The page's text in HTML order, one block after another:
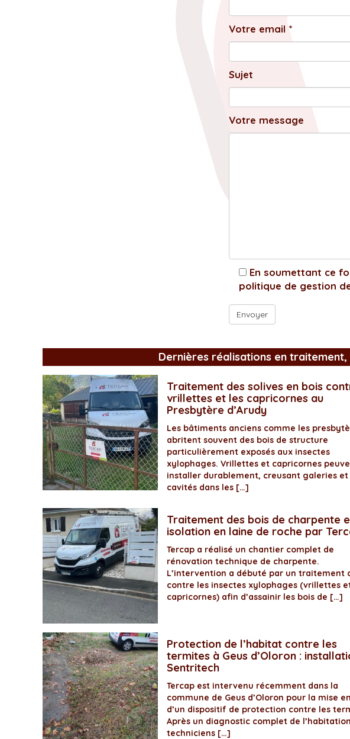
Votre email *
Sujet
Votre message
En soumettant ce
politique de gestion
Dernières réalisations en
Traitement des solives en bois
vrillettes et les capricornes au
Presbytère d’Arudy
Les bâtiments anciens comme les
abritent souvent des bois de structure
particulièrement exposés aux insectes
xylophages. Vrillettes et capricornes
installer durablement, creusant galeries et
cavités dans les […]
Traitement des bois de charpente
isolation en laine de roche par
Tercap a réalisé un chantier complet de
rénovation technique de charpente.
L’intervention a débuté par un traitement
contre les insectes xylophages (vrillettes
capricornes) afin d’assainir les bois de […]
Protection de l’habitat contre les
termites à Geus d’Oloron :
Sentritech
Tercap est intervenu récemment dans la
commune de Geus d’Oloron pour la mise
d’un dispositif de protection contre les
Après un diagnostic complet de
techniciens […]